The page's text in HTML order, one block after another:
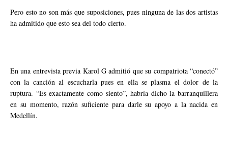
Pero esto no son más que suposiciones, pues ninguna de las dos artistas
ha admitido que esto sea del todo cierto.
En una entrevista previa Karol G admitió que su compatriota “conectó”
con la canción al escucharla pues en ella se plasma el dolor de la
ruptura. “Es exactamente como siento”, habría dicho la barranquillera
en su momento, razón suficiente para darle su apoyo a la nacida en
Medellín.